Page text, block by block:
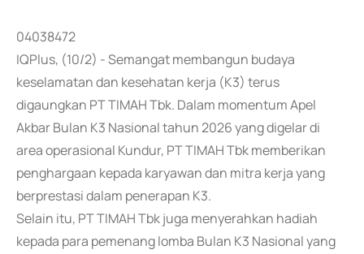
04038472
IQPlus, (10/2) - Semangat membangun budaya
keselamatan dan kesehatan kerja (K3) terus
digaungkan PT TIMAH Tbk. Dalam momentum Apel
Akbar Bulan K3 Nasional tahun 2026 yang digelar di
area operasional Kundur, PT TIMAH Tbk memberikan
penghargaan kepada karyawan dan mitra kerja yang
berprestasi dalam penerapan K3.
Selain itu, PT TIMAH Tbk juga menyerahkan hadiah
kepada para pemenang lomba Bulan K3 Nasional yang